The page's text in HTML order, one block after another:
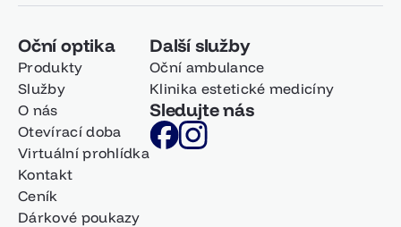
Oční optika
Produkty
Služby
O nás
Otevírací doba
Virtuální prohlídka
Kontakt
Ceník
Dárkové poukazy
Další služby
Oční ambulance
Klinika estetické medicíny
Sledujte nás